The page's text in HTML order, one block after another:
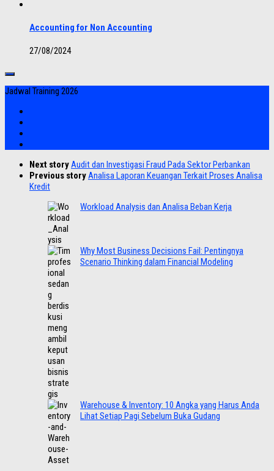
Accounting for Non Accounting
27/08/2024
Jadwal Training 2026
Next storyAudit dan Investigasi Fraud Pada Sektor Perbankan
Previous storyAnalisa Laporan Keuangan Terkait Proses Analisa
Kredit
Workload Analysis dan Analisa Beban Kerja
Why Most Business Decisions Fail: Pentingnya
Scenario Thinking dalam Financial Modeling
Warehouse & Inventory: 10 Angka yang Harus Anda
Lihat Setiap Pagi Sebelum Buka Gudang